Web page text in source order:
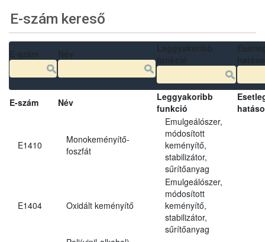
E-szám kereső
E-szám Név
Leggyakoribb
funkció
E1410
Monokeményítő-
foszfát
Emulgeálószer,
módosított
keményítő,
stabilizátor,
sűrítőanyag
E1404 Oxidált keményítő
Emulgeálószer,
módosított
keményítő,
stabilizátor,
sűrítőanyag